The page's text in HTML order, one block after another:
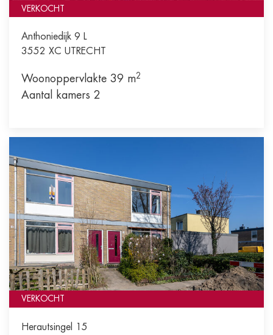
VERKOCHT
Anthoniedijk 9 L
3552 XC UTRECHT
Woonoppervlakte 39 m2
Aantal kamers 2
VERKOCHT
Herautsingel 15